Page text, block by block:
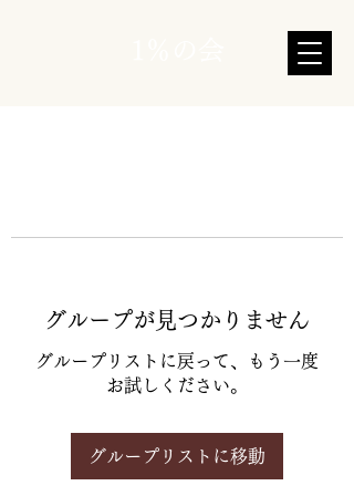
グループが見つかりません
グループリストに戻って、もう一度
お試しください。
グループリストに移動